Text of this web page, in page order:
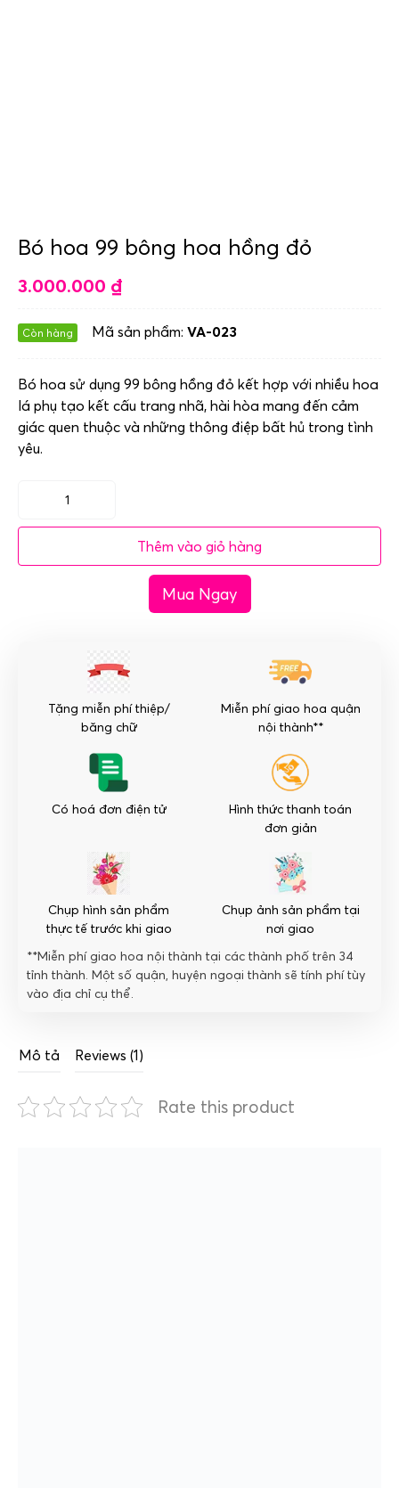
Bó hoa 99 bông hoa hồng đỏ
3.000.000 ₫
Còn hàng Mã sản phẩm: VA-023
Bó hoa sử dụng 99 bông hồng đỏ kết hợp với nhiều hoa
lá phụ tạo kết cấu trang nhã, hài hòa mang đến cảm
giác quen thuộc và những thông điệp bất hủ trong tình
yêu.
Bó
hoa
lượng
Thêm vào giỏ hàng
Mua Ngay
Tặng miễn phí thiệp/
băng chữ
Miễn phí giao hoa quận
nội thành**
Có hoá đơn điện tử
Hình thức thanh toán
đơn giản
Chụp hình sản phẩm
thực tế trước khi giao
Chụp ảnh sản phẩm tại
nơi giao
**Miễn phí giao hoa nội thành tại các thành phố trên 34
tỉnh thành. Một số quận, huyện ngoại thành sẽ tính phí tùy
vào địa chỉ cụ thể.
Mô tả Reviews (1)
Rate this product